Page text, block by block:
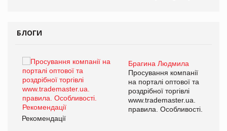
БЛОГИ
Брагина Людмила
Просування компанії
на порталі оптової та
роздрібної торгівлі
www.trademaster.ua.
правила. Особливості.
Рекомендації